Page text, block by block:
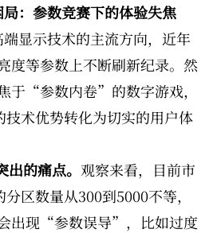
：参数竞赛下的体验失焦
显示技术的主流方向，近年
度等参数上不断刷新纪录。然
于“参数内卷”的数字游戏，
术优势转化为切实的用户体
的痛点。 观察来看，目前市
区数量从300到5000不等，
出现“参数误导”，比如过度